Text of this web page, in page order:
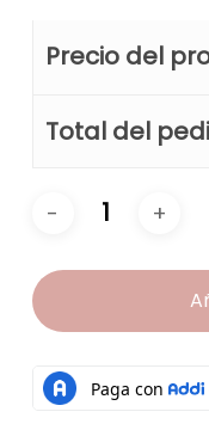
Precio del
Total del